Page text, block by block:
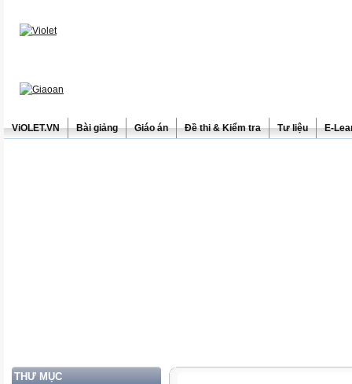
ViOLET.VN Bài giảng Giáo án Đề thi & Kiểm tra Tư liệu E-
THƯ MỤC